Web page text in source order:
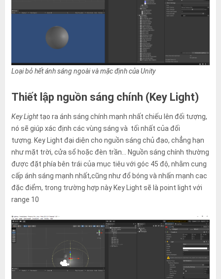
Loại bỏ hết ánh sáng ngoài và mặc định của Unity
Thiết lập nguồn sáng chính (Key Light)
Key Lighttạo ra ánh sáng chính mạnh nhất chiếu lên đối tượng,
nó sẽ giúp xác định các vùng sáng và tối nhất của đối
tượng. Key Light đại diện cho nguồn sáng chủ đạo, chẳng hạn
như mặt trời, cửa sổ hoặc đèn trần… Nguồn sáng chính thường
được đặt phía bên trái của mục tiêu với góc 45 độ, nhằm cung
cấp ánh sáng mạnh nhất,cũng như đổ bóng và nhấn mạnh cac
đặc điểm, trong trường hợp này Key Light sẽ là point light với
range 10